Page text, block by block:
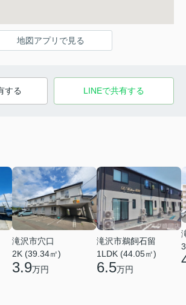
地図アプリで見る
する LINEで共有する
滝沢市穴口
2K (39.34㎡)
3.9万円
滝沢市鵜飼石留
1LDK (44.05㎡)
6.5万円